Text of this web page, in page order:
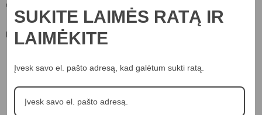
Dalintis:
Aprašymas Papildoma informacija
SUKITE LAIMĖS RATĄ IR
LAIMĖKITE
Įvesk savo el. pašto adresą, kad galėtum sukti ratą.